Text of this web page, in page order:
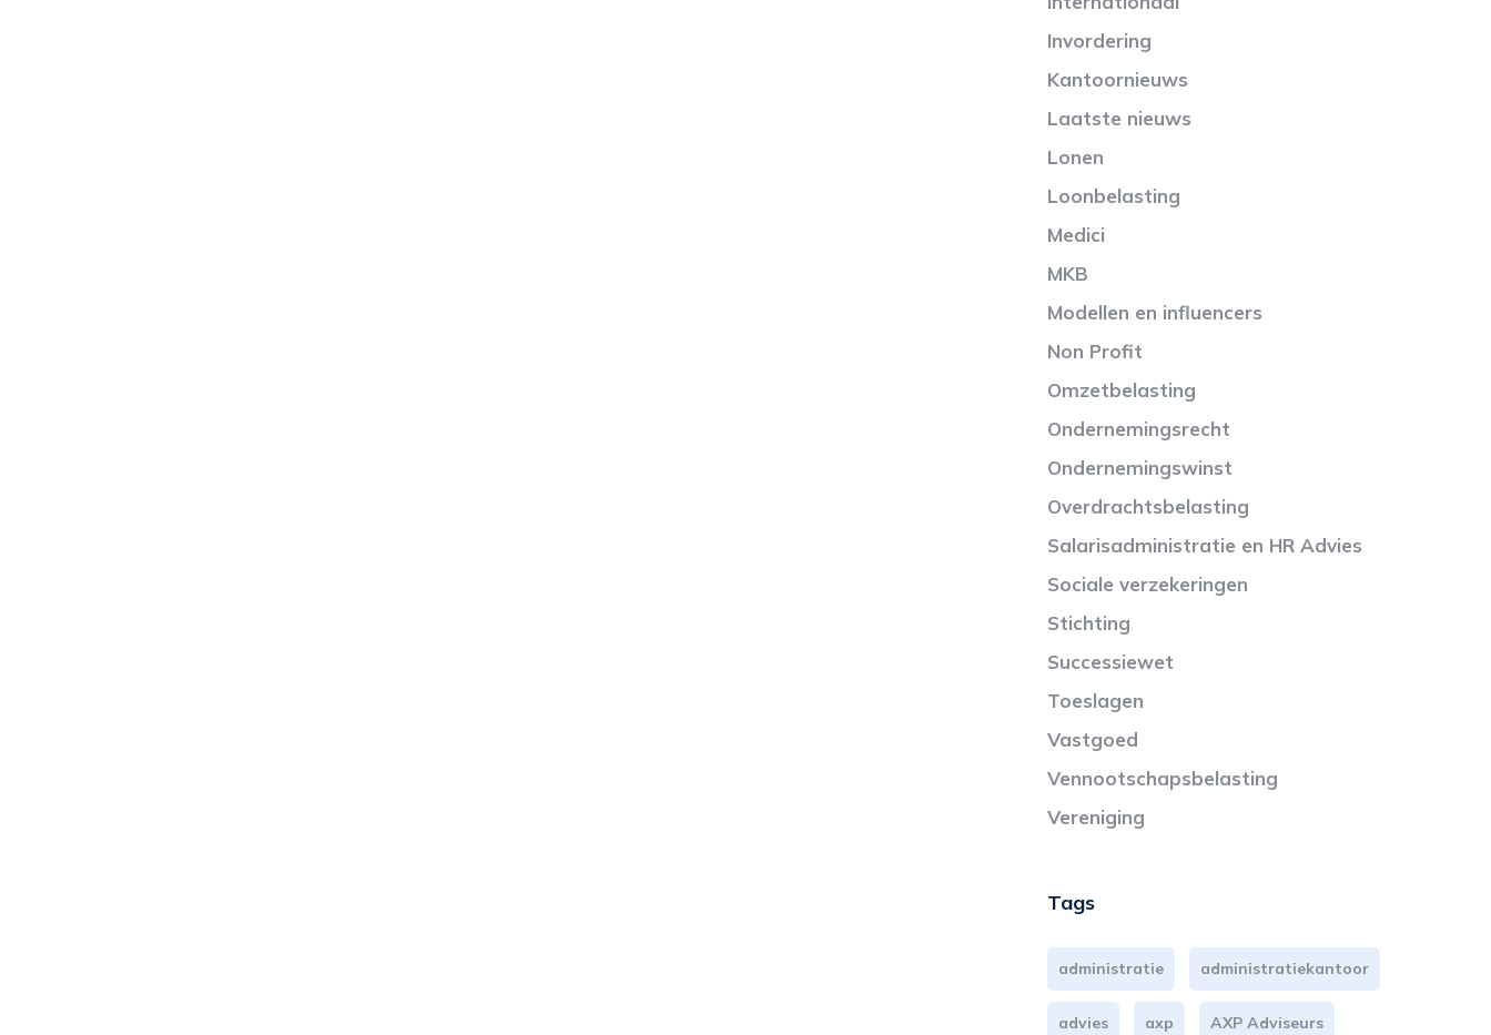
Invordering
Kantoornieuws
Laatste nieuws
Lonen
Loonbelasting
Medici
MKB
Modellen en influencers
Non Profit
Omzetbelasting
Ondernemingsrecht
Ondernemingswinst
Overdrachtsbelasting
Salarisadministratie en HR Advies
Sociale verzekeringen
Stichting
Successiewet
Toeslagen
Vastgoed
Vennootschapsbelasting
Vereniging
Tags
administratie administratiekantoor
advies axp AXP Adviseurs